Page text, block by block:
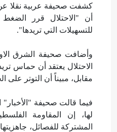
كشفت صحيفة عربية نقلا
أن "الاحتلال قرر
للتسهيلات التي تريدها".
وأضافت صحيفة الشرق
الاحتلال يعتقد أن حماس
مقابل، مبيناً أن التوتر على
فيما قالت صحيفة "الأخبار"
لها، إن المقاومة
المشتركة للفصائل،